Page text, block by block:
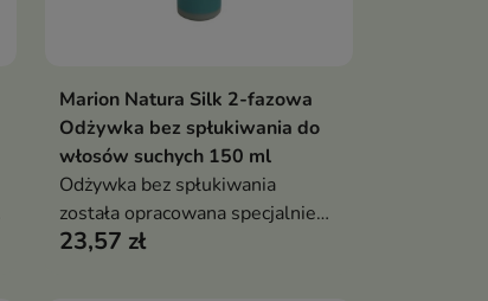
Dodaj do koszyka
Marion Natura Silk 2-fazowa
Odżywka bez spłukiwania do
włosów suchych 150 ml
Odżywka bez spłukiwania
została opracowana specjalnie
dla włosów suchych,
23,57 zł